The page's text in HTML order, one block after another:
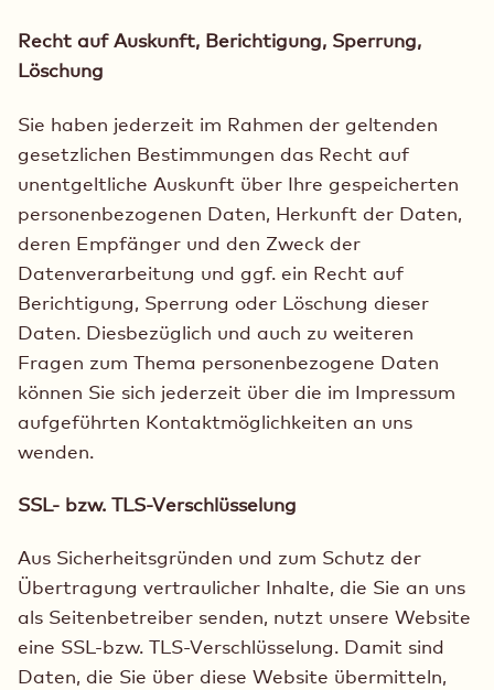
Recht auf Auskunft, Berichtigung, Sperrung,
Löschung
Sie haben jederzeit im Rahmen der geltenden
gesetzlichen Bestimmungen das Recht auf
unentgeltliche Auskunft über Ihre gespeicherten
personenbezogenen Daten, Herkunft der Daten,
deren Empfänger und den Zweck der
Datenverarbeitung und ggf. ein Recht auf
Berichtigung, Sperrung oder Löschung dieser
Daten. Diesbezüglich und auch zu weiteren
Fragen zum Thema personenbezogene Daten
können Sie sich jederzeit über die im Impressum
aufgeführten Kontaktmöglichkeiten an uns
wenden.
SSL- bzw. TLS-Verschlüsselung
Aus Sicherheitsgründen und zum Schutz der
Übertragung vertraulicher Inhalte, die Sie an uns
als Seitenbetreiber senden, nutzt unsere Website
eine SSL-bzw. TLS-Verschlüsselung. Damit sind
Daten, die Sie über diese Website übermitteln,